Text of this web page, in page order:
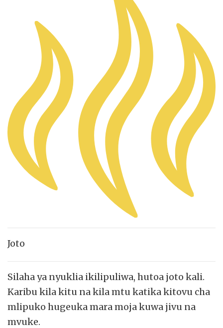
Joto
Silaha ya nyuklia ikilipuliwa, hutoa joto kali.
Karibu kila kitu na kila mtu katika kitovu cha
mlipuko hugeuka mara moja kuwa jivu na
mvuke.